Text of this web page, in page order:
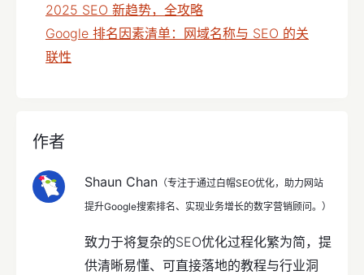
2025 SEO 新趋势，全攻略
Google 排名因素清单：网域名称与 SEO 的关
联性
作者
Shaun Chan （专注于通过白帽SEO优化，助力网站
提升Google搜索排名、实现业务增长的数字营销顾问。）
致力于将复杂的SEO优化过程化繁为简，提
供清晰易懂、可直接落地的教程与行业洞